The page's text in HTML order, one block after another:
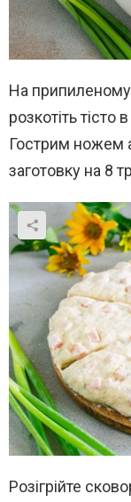
На
розкотіть
Гострим ножем
заготовку на 8
Розігрійте